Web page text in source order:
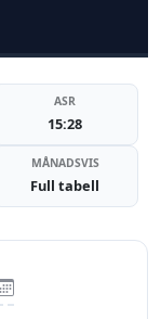
ASR
15:28
MÅNADSVIS
Full tabell